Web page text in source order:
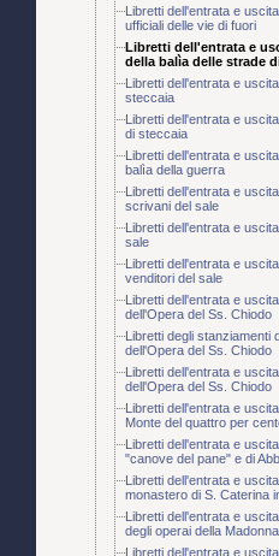
Libretti dell'entrata e
ufficiali delle vie di fuori
Libretti dell'entrata e
della balìa delle strade
Libretti dell'entrata e
steccaia
Libretti dell'entrata e
di steccaia
Libretti dell'entrata e
balìa della guerra
Libretti dell'entrata e
scrivani del sale
Libretti dell'entrata e
sale
Libretti dell'entrata e
venditori del sale
Libretti dell'entrata e
dell'Opera del Ss. Chiodo
Libretti degli stanziamenti
dell'Opera del Ss. Chiodo
Libretti dell'entrata e
dell'Opera del Ss. Chiodo
Libretti dell'entrata e
Monte del quattro per
Libretti dell'entrata e
"canove del pane" e di
Libretti dell'entrata e
monastero di S. Caterina
Libretti dell'entrata e
degli operai della
Libretti dell'entrata e